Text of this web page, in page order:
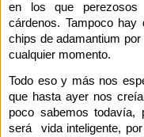
en los que
cárdenos. Tampoco
chips de adamantium
cualquier momento.
Todo eso y más nos
que hasta ayer nos
poco sabemos todavía,
será vida inteligente,